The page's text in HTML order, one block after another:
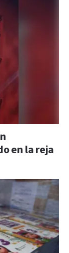
en la reja